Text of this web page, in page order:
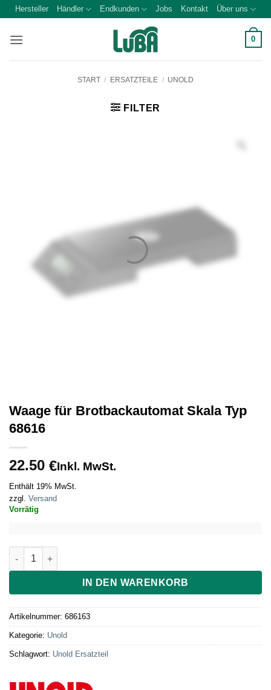
Zum
springen
Hersteller Händler Endkunden Jobs Kontakt Über uns
0
START / ERSATZTEILE / UNOLD
FILTER
Waage für Brotbackautomat Skala Typ
68616
22.50 €Inkl. MwSt.
Enthält 19% MwSt.
zzgl. Versand
Vorrätig
Waage für Brotbackautomat Skala Typ 68616 Menge
IN DEN WARENKORB
Artikelnummer: 686163
Kategorie: Unold
Schlagwort: Unold Ersatzteil